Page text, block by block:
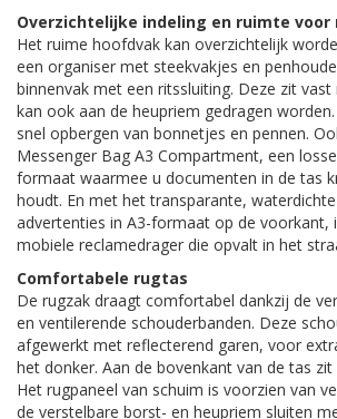
Overzichtelijke indeling en ruimte voor
Het ruime hoofdvak kan overzichtelijk
een organiser met steekvakjes en
binnenvak met een ritssluiting. Deze zit
kan ook aan de heupriem gedragen
snel opbergen van bonnetjes en pennen.
Messenger Bag A3 Compartment, een
formaat waarmee u documenten in de tas
houdt. En met het transparante,
advertenties in A3-formaat op de voorkant,
mobiele reclamedrager die opvalt in het
Comfortabele rugtas
De rugzak draagt comfortabel dankzij de
en ventilerende schouderbanden. Deze
afgewerkt met reflecterend garen, voor
het donker. Aan de bovenkant van de tas zit
Het rugpaneel van schuim is voorzien van
de verstelbare borst- en heupriem sluiten